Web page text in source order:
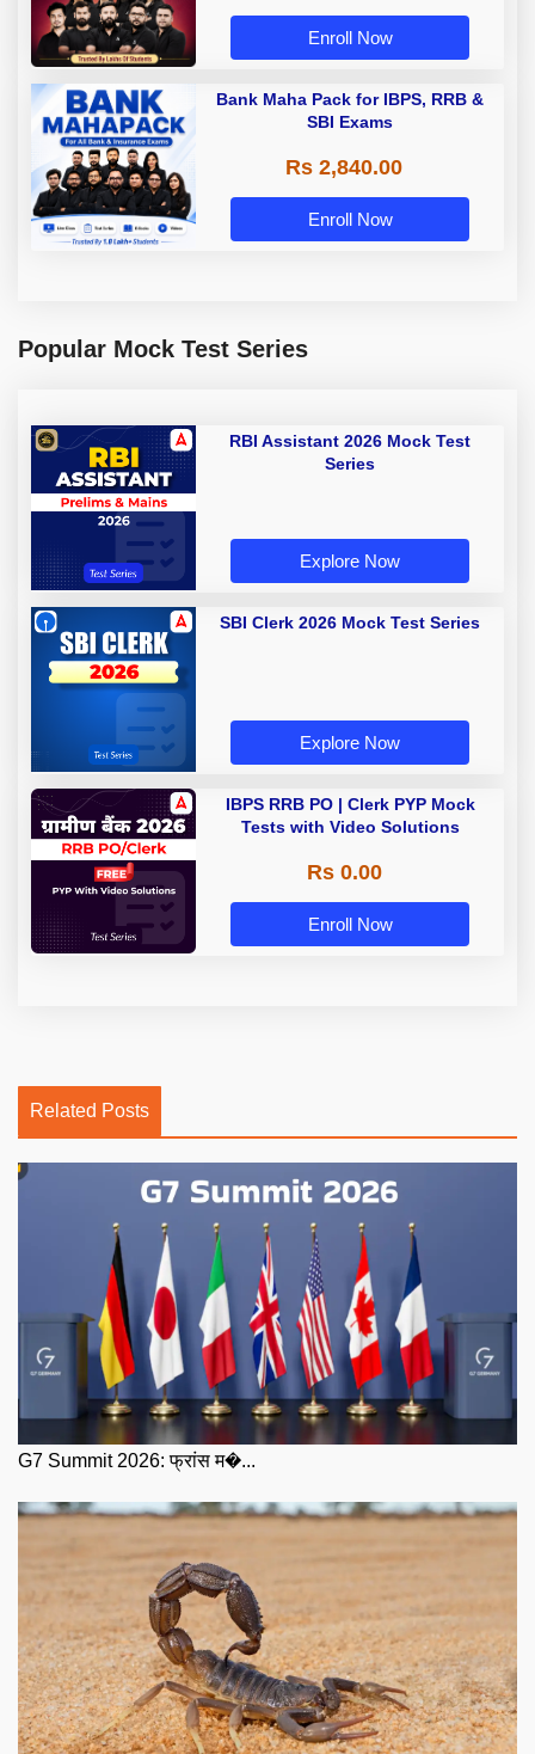
Enroll Now
Bank Maha Pack for IBPS, RRB &
SBI Exams
Rs 2,840.00
Enroll Now
Popular Mock Test Series
RBI Assistant 2026 Mock Test
Series
Explore Now
SBI Clerk 2026 Mock Test Series
Explore Now
IBPS RRB PO | Clerk PYP Mock
Tests with Video Solutions
Rs 0.00
Enroll Now
Related Posts
G7 Summit 2026: फ्रांस म�...